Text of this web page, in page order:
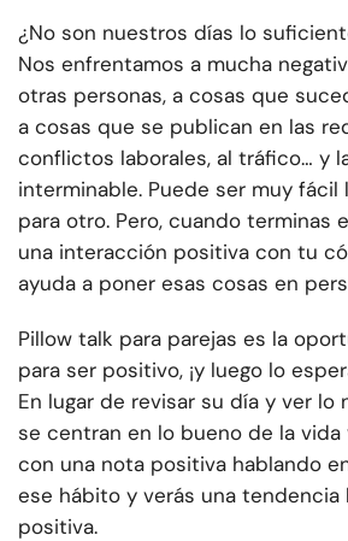
¿No son nuestros días lo
Nos enfrentamos a mucha
otras personas, a cosas que
a cosas que se publican en las
conflictos laborales, al tráfico… y
interminable. Puede ser muy fácil
para otro. Pero, cuando terminas
una interacción positiva con tu
ayuda a poner esas cosas en
Pillow talk para parejas es la
para ser positivo, ¡y luego lo
En lugar de revisar su día y ver lo
se centran en lo bueno de la
con una nota positiva hablando
ese hábito y verás una tendencia
positiva.